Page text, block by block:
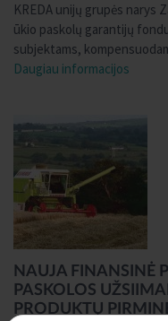
KREDA unijų grupės narys
ūkio paskolų garantijų
subjektams,
Daugiau informacijos
NAUJA FINANSINĖ
PASKOLOS
PRODUKTŲ